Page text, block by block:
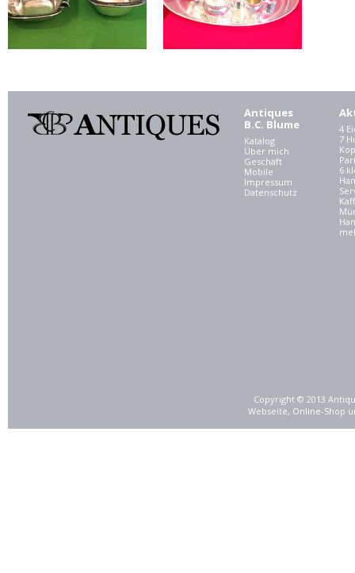
Antiques
B.C. Blume
Katalog
Über mich
Geschäft
Mobile
Impressum
Datenschutz
4
7
6
Copyright © 2013
Webseite, Online-Shop